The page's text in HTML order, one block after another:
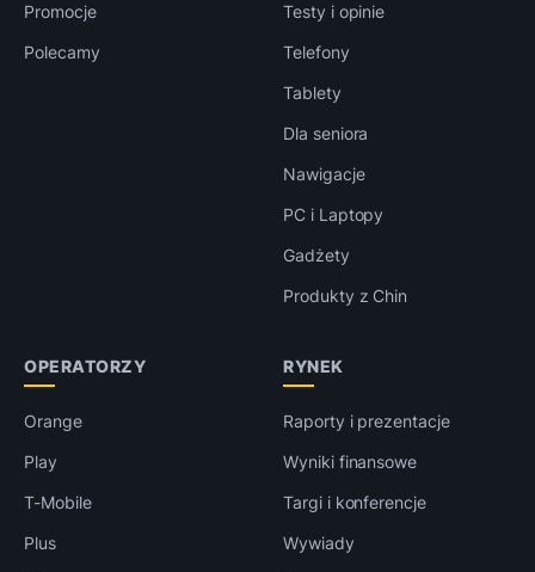
Promocje
Polecamy
Testy i opinie
Telefony
Tablety
Dla seniora
Nawigacje
PC i Laptopy
Gadżety
Produkty z Chin
OPERATORZY
Orange
Play
T-Mobile
Plus
RYNEK
Raporty i prezentacje
Wyniki finansowe
Targi i konferencje
Wywiady